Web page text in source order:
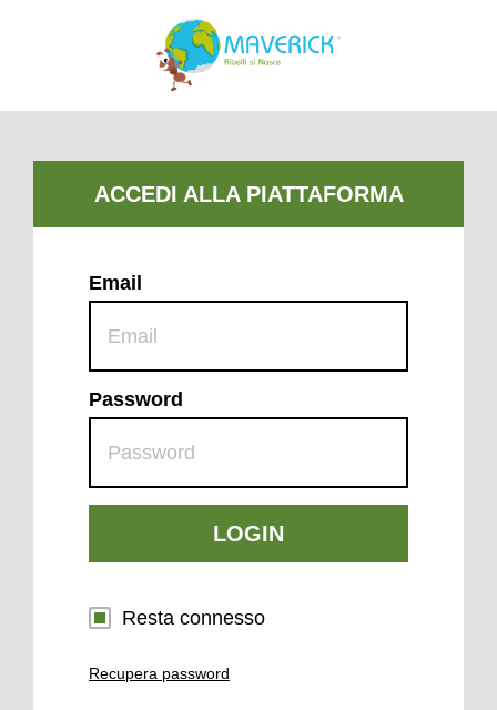
Email
Password
LOGIN
Resta connesso
Recupera password